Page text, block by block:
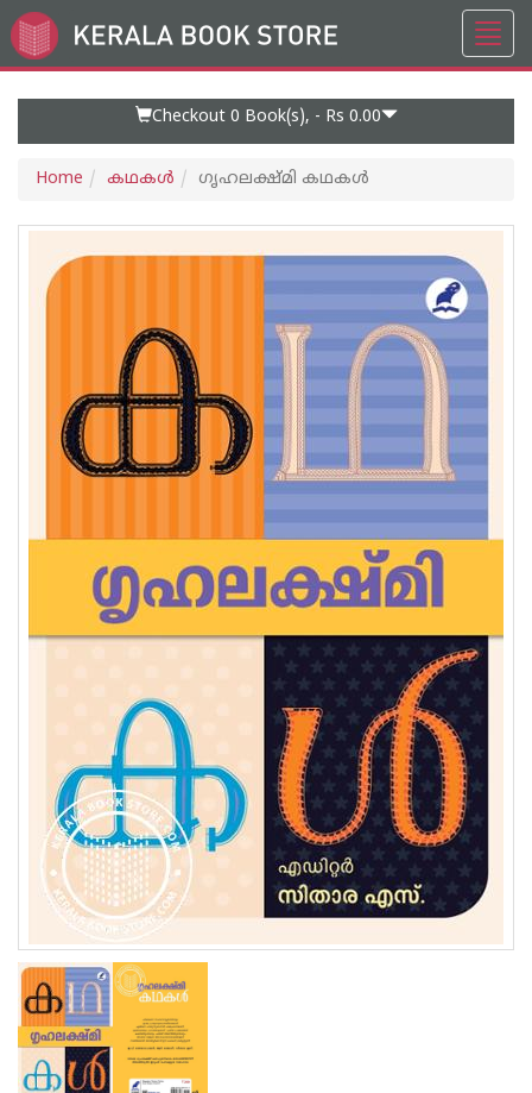
Go
to
Checkout 0 Book(s), - Rs 0.00
Home കഥകള്‍ ഗൃഹലക്ഷ്മി കഥകൾ